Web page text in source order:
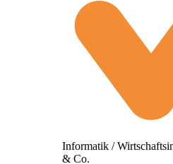
Informatik /
& Co.